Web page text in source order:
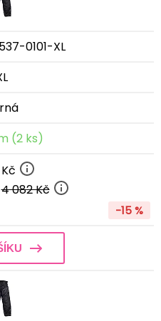
0101-XL
(2 ks)
4 082 Kč
-15 %